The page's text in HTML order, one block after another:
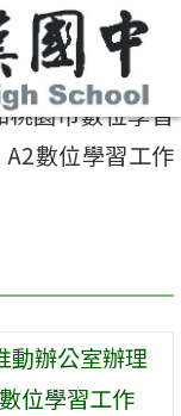
桃園市數位學習
數位學習工作
動辦公室辦理
位學習工作